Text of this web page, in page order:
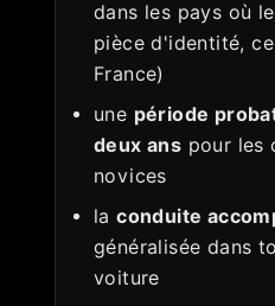
dans les pays où
pièce d'identité,
France)
une période
deux ans pour les
novices
laconduite
généralisée dans
voiture